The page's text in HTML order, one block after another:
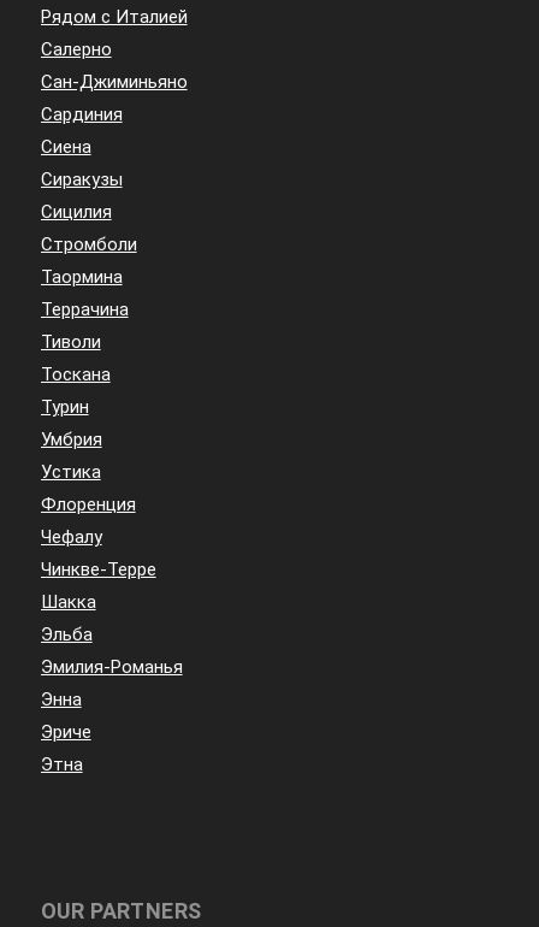
Рядом с Италией
Салерно
Сан-Джиминьяно
Сардиния
Сиена
Сиракузы
Сицилия
Стромболи
Таормина
Террачина
Тиволи
Тоскана
Турин
Умбрия
Устика
Флоренция
Чефалу
Чинкве-Терре
Шакка
Эльба
Эмилия-Романья
Энна
Эриче
Этна
OUR PARTNERS